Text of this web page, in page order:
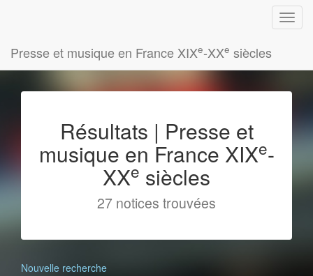
Presse et musique en France XIXe-XXe siècles
Résultats | Presse et
musique en France XIXe-
XXe siècles
27 notices trouvées
Nouvelle recherche